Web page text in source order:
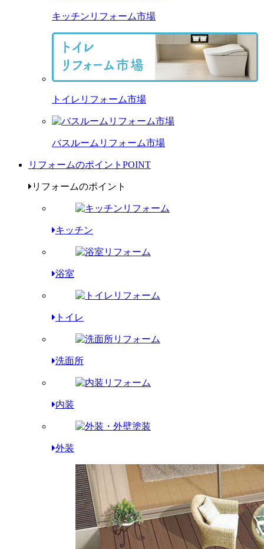
キッチンリフォーム市場
トイレリフォーム市場
バスルームリフォーム市場
リフォームのポイント POINT
リフォームのポイント
キッチン
浴室
トイレ
洗面所
内装
外装